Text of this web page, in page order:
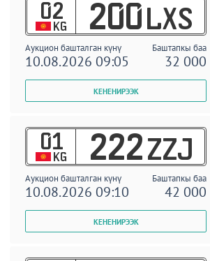
02
KG 200 LXS
Аукцион башталган күнү Баштапкы баа
10.08.2026 09:05 32 000
01
KG 222 ZZJ
Аукцион башталган күнү Баштапкы баа
10.08.2026 09:10 42 000